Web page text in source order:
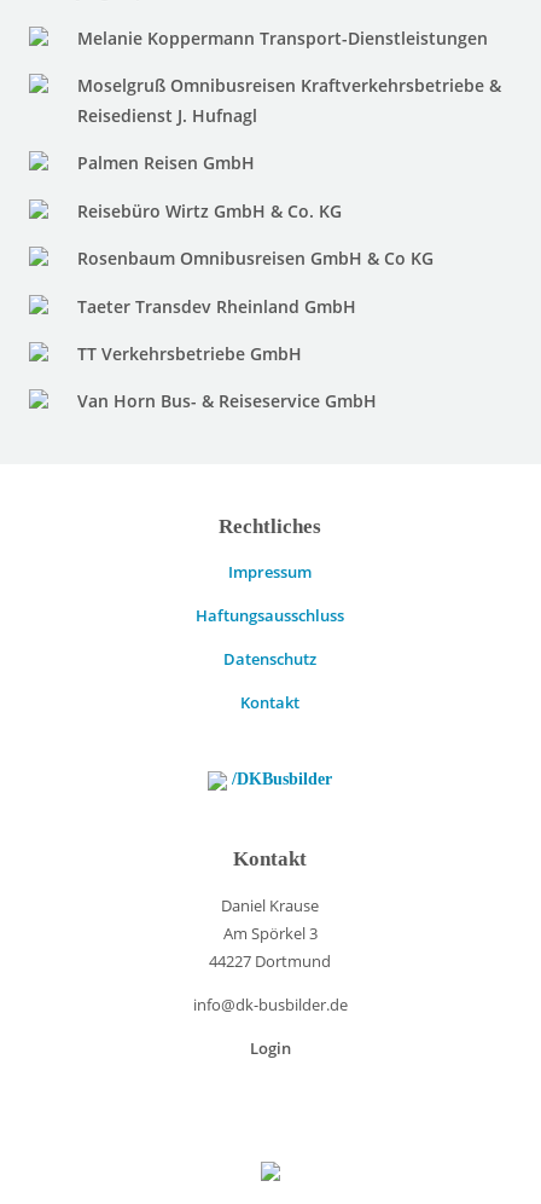
Melanie Koppermann Transport-Dienstleistungen
Moselgruß Omnibusreisen Kraftverkehrsbetriebe &
Reisedienst J. Hufnagl
Palmen Reisen GmbH
Reisebüro Wirtz GmbH & Co. KG
Rosenbaum Omnibusreisen GmbH & Co KG
Taeter Transdev Rheinland GmbH
TT Verkehrsbetriebe GmbH
Van Horn Bus- & Reiseservice GmbH
Rechtliches
Impressum
Haftungsausschluss
Datenschutz
Kontakt
/DKBusbilder
Kontakt
Daniel Krause
Am Spörkel 3
44227 Dortmund
info@dk-busbilder.de
Login